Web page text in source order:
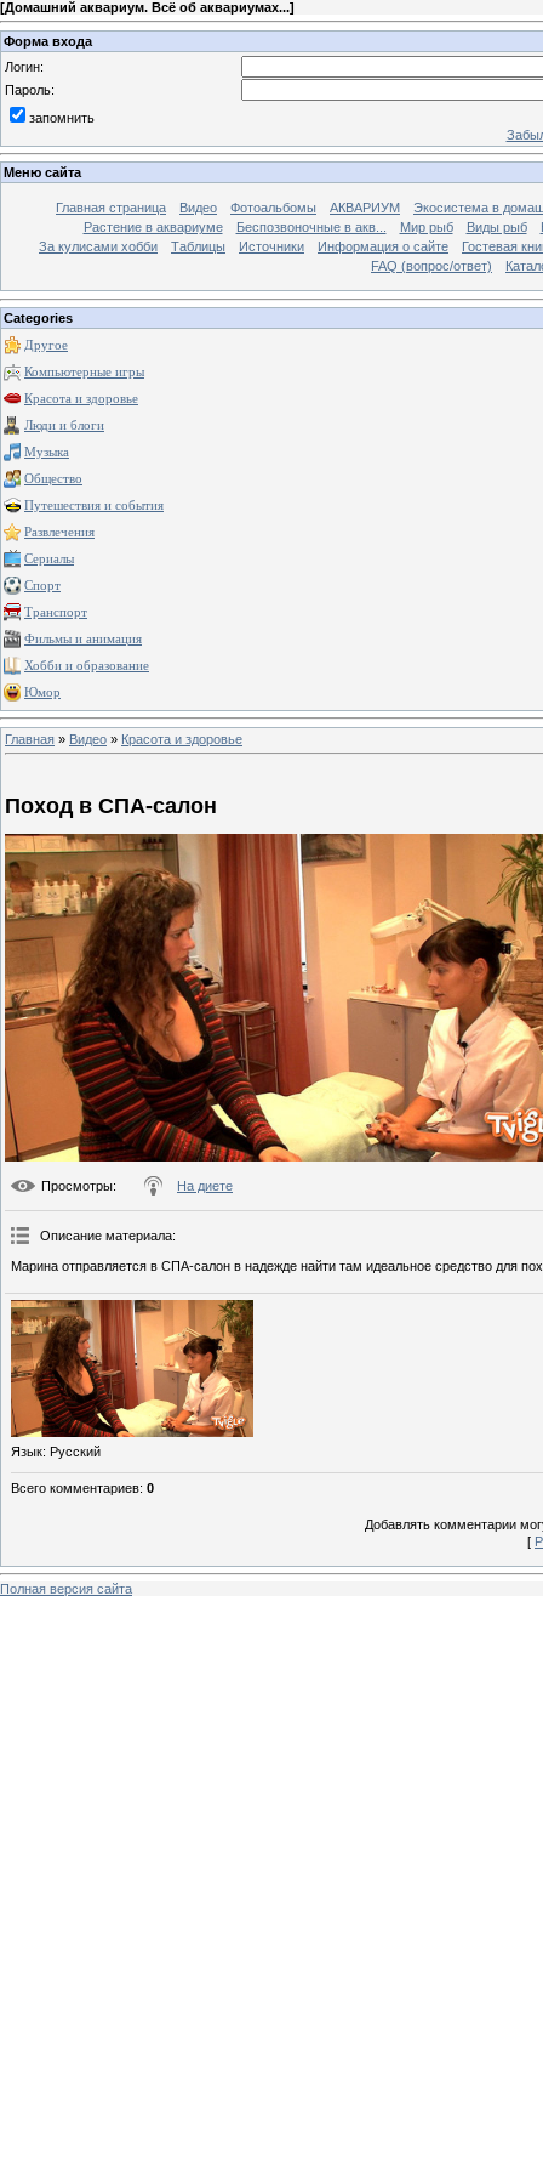
[Домашний аквариум. Всё об аквариумах...]
Форма входа
Логин:
Пароль:
запомнить
Меню сайта
Главная страница Видео Фотоальбомы АКВАРИУМ
Экосистема в
Растение в аквариуме
Беспозвоночные в акв... Мир рыб Виды рыб
За кулисами хобби
Таблицы Источники Информация о сайте
Гостевая
FAQ (вопрос/ответ)
Categories
Другое
Компьютерные игры
Красота и здоровье
Люди и блоги
Музыка
Общество
Путешествия и события
Развлечения
Сериалы
Спорт
Транспорт
Фильмы и анимация
Хобби и образование
Юмор
Главная » Видео » Красота и здоровье
Поход в СПА-салон
Просмотры: На диете
Описание материала:
Марина отправляется в СПА-салон в надежде найти там идеальное средство для
Язык: Русский
Всего комментариев: 0
Добавлять комментарии
[
Полная версия сайта